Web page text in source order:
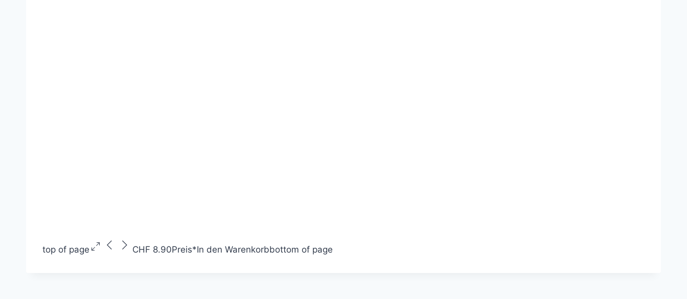
top of page CHF 8.90Preis*In den Warenkorbbottom of page